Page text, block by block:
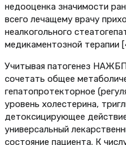
недооценка значимости
всего лечащему врачу
неалкогольного
медикаментозной терапии
Учитывая патогенез
сочетать общее
гепатопротекторное
уровень холестерина,
детоксицирующее
универсальный
состояние пациента. К